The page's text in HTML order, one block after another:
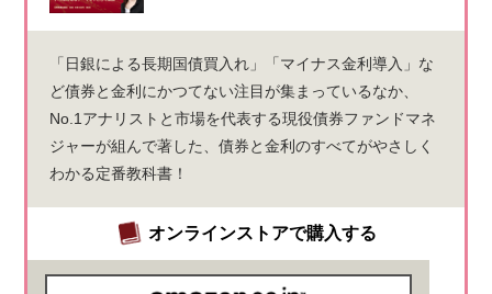
「日銀による長期国債買入れ」「マイナス金利導入」な
ど債券と金利にかつてない注目が集まっているなか、
No.1アナリストと市場を代表する現役債券ファンドマネ
ジャーが組んで著した、債券と金利のすべてがやさしく
わかる定番教科書！
オンラインストアで購入する